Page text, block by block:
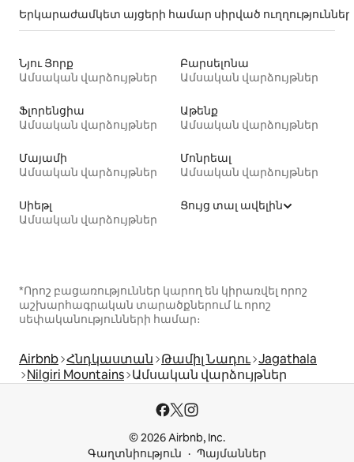
Երկարաժամկետ այցերի համար սիրված ուղղություններ
Նյու Յորք
Ամսական վարձույթներ
Բարսելոնա
Ամսական վարձույթներ
Ֆլորենցիա
Ամսական վարձույթներ
Աթենք
Ամսական վարձույթներ
Մայամի
Ամսական վարձույթներ
Մոնրեալ
Ամսական վարձույթներ
Սիեթլ
Ամսական վարձույթներ
Ցույց տալ ավելին
*Որոշ բացառություններ կարող են կիրառվել որոշ
աշխարհագրական տարածքներում և որոշ
սեփականությունների համար։
Airbnb Հնդկաստան Թամիլ Նադու Jagathala
Nilgiri Mountains Ամսական վարձույթներ
© 2026 Airbnb, Inc.
Գաղտնիություն
Պայմաններ